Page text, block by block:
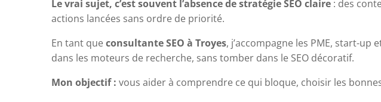
Le vrai sujet, c’est souvent l’absence de stratégie SEO claire : des
actions lancées sans ordre de priorité.
En tant queconsultante SEO à Troyes, j’accompagne les PME, start-
dans les moteurs de recherche, sans tomber dans le SEO décoratif.
Mon objectif : vous aider à comprendre ce qui bloque, choisir les